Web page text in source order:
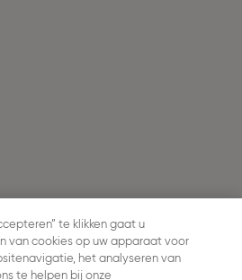
te klikken gaat u
van cookies op uw apparaat voor
het analyseren van
te helpen bij onze